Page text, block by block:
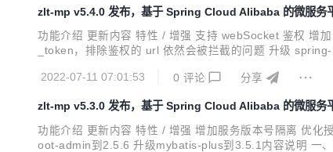
zlt-mp v5.4.0 发布，基于 Spring Cloud Alibaba 的微服务
功能介绍 更新内容 特性 / 增强 支持 webSocket 鉴权 增
_token，排除鉴权的 url 依然会被拦截的问题 升级
2022-07-11 07:01:53
0 评论 分享
zlt-mp v5.3.0 发布，基于 Spring Cloud Alibaba 的微服务
功能介绍 更新内容 特性 / 增强 增加服务版本号隔离 优
oot-admin到2.5.6 升级mybatis-plus到3.5.1内容说明 一